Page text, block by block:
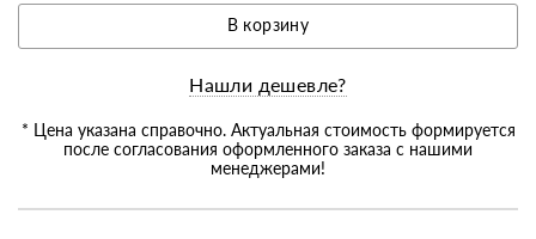
В корзину
Нашли дешевле?
* Цена указана справочно. Актуальная стоимость формируется
после согласования оформленного заказа с нашими
менеджерами!